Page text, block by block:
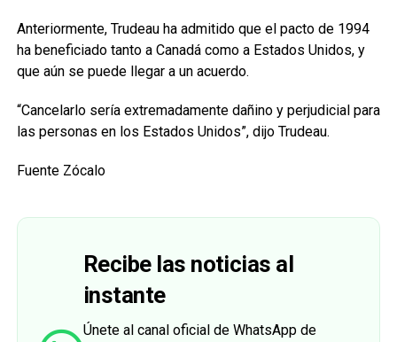
Anteriormente, Trudeau ha admitido que el pacto de 1994
ha beneficiado tanto a Canadá como a Estados Unidos, y
que aún se puede llegar a un acuerdo.
“Cancelarlo sería extremadamente dañino y perjudicial para
las personas en los Estados Unidos”, dijo Trudeau.
Fuente Zócalo
Recibe las noticias al
instante
Únete al canal oficial de WhatsApp de